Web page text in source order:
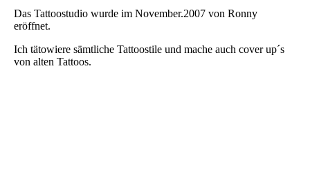
Das Tattoostudio wurde im November.2007 von Ronny
eröffnet.
Ich tätowiere sämtliche Tattoostile und mache auch cover up´s
von alten Tattoos.